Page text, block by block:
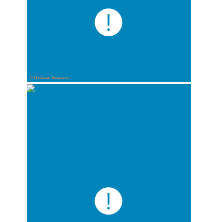
© Matthias Ritzmann